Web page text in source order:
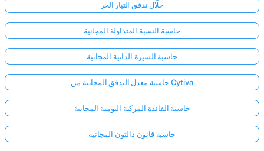
حلّال تدفق التيار الحر
حاسبة النسبة المتداولة المجانية
حاسبة السيرة الذاتية المجانية
حاسبة معدل التدفق المجانية من Cytiva
حاسبة الفائدة المركبة اليومية المجانية
حاسبة قانون دالتون المجانية